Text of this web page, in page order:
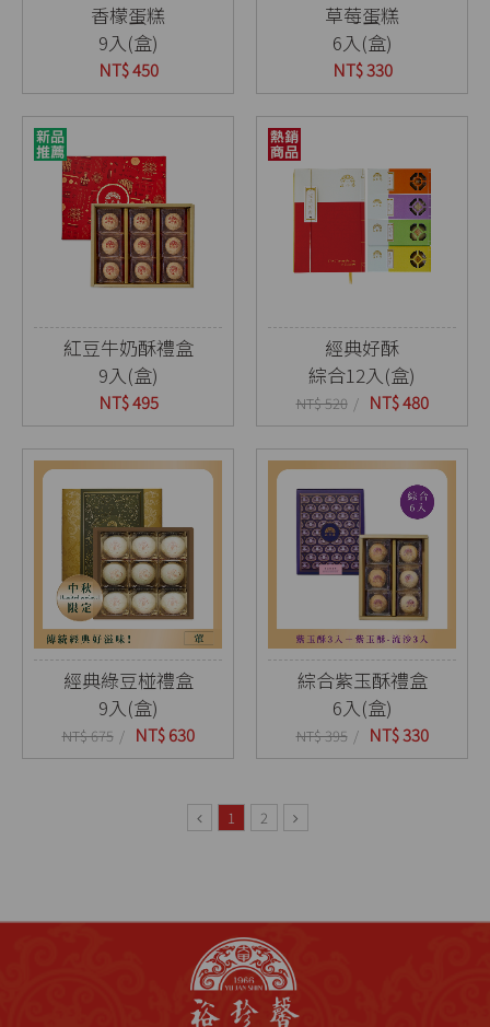
香檬蛋糕
9入(盒)
NT$ 450
草莓蛋糕
6入(盒)
NT$ 330
紅豆牛奶酥禮盒
9入(盒)
NT$ 495
經典好酥
綜合12入(盒)
NT$ 520 NT$ 480
經典綠豆椪禮盒
9入(盒)
NT$ 675 NT$ 630
綜合紫玉酥禮盒
6入(盒)
NT$ 395 NT$ 330
1 2